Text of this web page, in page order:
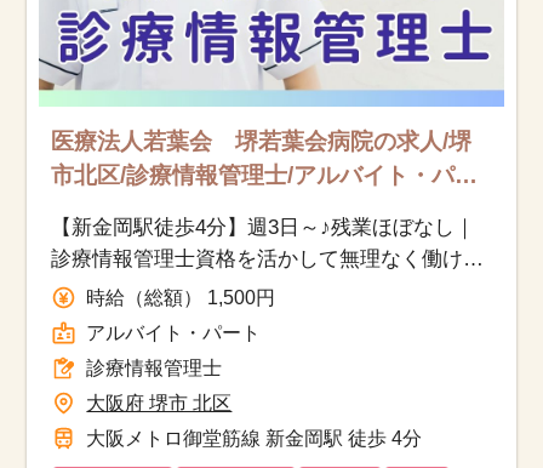
医療法人若葉会 堺若葉会病院の求人/堺
市北区/診療情報管理士/アルバイト・パー
【新金岡駅徒歩4分】週3日～♪残業ほぼなし｜
診療情報管理士資格を活かして無理なく働けま
す！時給（総額） 1,500円
アルバイト・パート
診療情報管理士
大阪府 堺市 北区
大阪メトロ御堂筋線 新金岡駅 徒歩 4分